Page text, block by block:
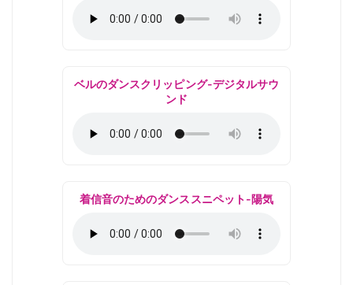
ベルのダンスクリッピング-デジタルサウ
ンド
着信音のためのダンススニペット-陽気